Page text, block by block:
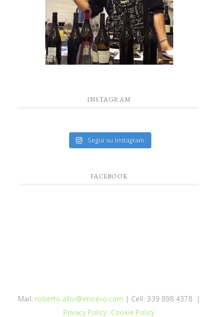
INSTAGRAM
Segui su Instagram
FACEBOOK
Mail: roberto.alloi@enoevo.com | Cell: 339 898 4378 |
Privacy Policy Cookie Policy